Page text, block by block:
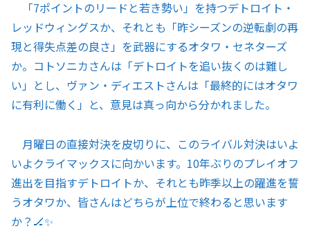
「7ポイントのリードと若き勢い」を持つデトロイト・
レッドウィングスか、それとも「昨シーズンの逆転劇の再
現と得失点差の良さ」を武器にするオタワ・セネターズ
か。コトソニカさんは「デトロイトを追い抜くのは難し
い」とし、ヴァン・ディエストさんは「最終的にはオタワ
に有利に働く」と、意見は真っ向から分かれました。
月曜日の直接対決を皮切りに、このライバル対決はいよ
いよクライマックスに向かいます。10年ぶりのプレイオフ
進出を目指すデトロイトか、それとも昨季以上の躍進を誓
うオタワか、皆さんはどちらが上位で終わると思います
か？🏒✨